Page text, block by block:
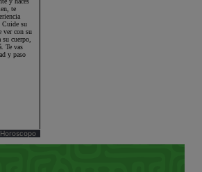
Horoscopo